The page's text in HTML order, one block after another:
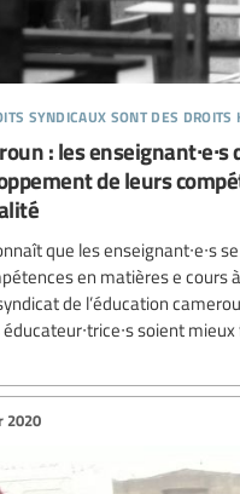
syndicaux sont des droits
: les
de leurs
que les enseignant∙e∙s
en matières e cours
de l’éducation
soient mieux
2020